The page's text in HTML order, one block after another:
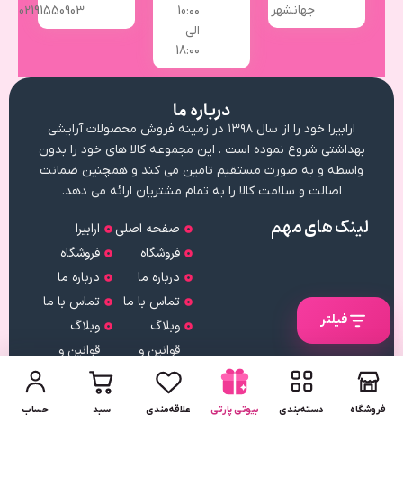
جهانشهر
10:۰۰
الی
18:۰۰
02191550903
لینک های مهم
صفحه اصلی
فروشگاه
درباره ما
تماس با ما
وبلاگ
قوانین و
مقررات
ارابیرا
فروشگاه
درباره ما
تماس با ما
وبلاگ
قوانین و
مقررات
درباره ما
ارابیرا خود را از سال ۱۳۹۸ در زمینه فروش محصولات آرایشی
بهداشتی شروع نموده است . این مجموعه کالا های خود را بدون
واسطه و به صورت مستقیم تامین می کند و همچنین ضمانت
اصالت و سلامت کالا را به تمام مشتریان ارائه می دهد.
نماد اعتماد
فیلتر
فروشگاه دسته‌بندی بیوتی پارتی علاقه‌مندی سبد حساب